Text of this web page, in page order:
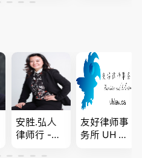
责、全程跟
商业移民，
名校申请
安胜.弘人
律师行 -
友好律师事
务所 UH LA